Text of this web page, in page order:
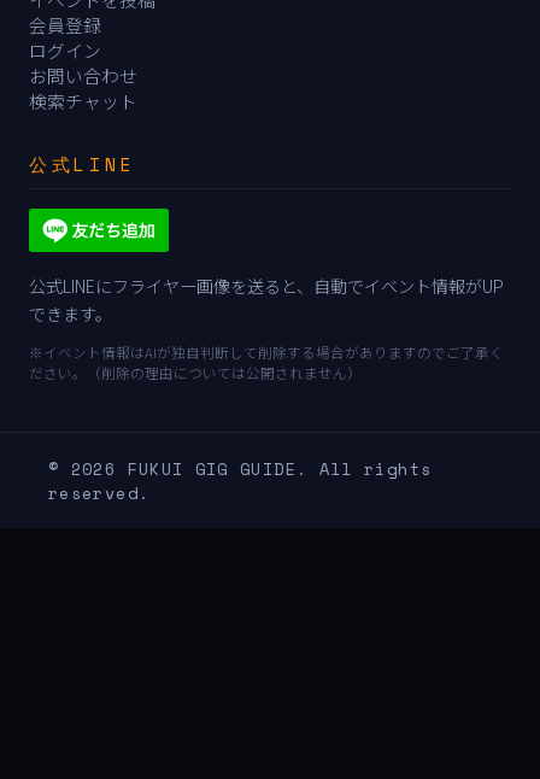
会員登録
ログイン
お問い合わせ
検索チャット
公式LINE
公式LINEにフライヤー画像を送ると、自動でイベント情報がUP
できます。
※イベント情報はAIが独自判断して削除する場合がありますのでご了承く
ださい。（削除の理由については公開されません）
© 2026 FUKUI GIG GUIDE. All rights
reserved.